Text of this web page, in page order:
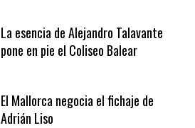
La esencia de Alejandro Talavante
pone en pie el Coliseo Balear
El Mallorca negocia el fichaje de
Adrián Liso